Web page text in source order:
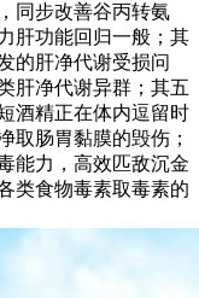
同步改善谷丙转氨
肝功能回归一般；其
的肝净代谢受损问
肝净代谢异群；其五
酒精正在体内逗留时
取肠胃黏膜的毁伤；
能力，高效匹敌沉金
类食物毒素取毒素的